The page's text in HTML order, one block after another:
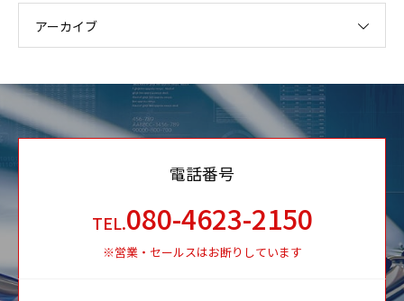
アーカイブ
電話番号
TEL.080-4623-2150
※営業・セールスはお断りしています